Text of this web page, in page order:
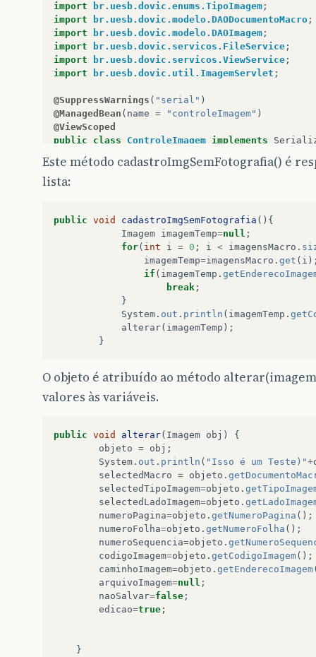
import
br.uesb.dovic.enums.TipoImagem ;
import
br.uesb.dovic.modelo.DAODocumentoMacro ;
import
br.uesb.dovic.modelo.DAOImagem ;
import
br.uesb.dovic.servicos.FileService ;
import
br.uesb.dovic.servicos.ViewService ;
import
br.uesb.dovic.util.ImagemServlet ;
@SuppressWarnings ( "serial" )
@ManagedBean ( name = "controleImagem" )
@ViewScoped
public
class ControleImagem implements
DAOImagem<Imagem> dao ;
DAODocumentoMacro < DocumentoMacro >
<Imagem> imagensMacro ;
Imagem objeto;
selectedImagem
Integer
Integer numeroFolha ;
Integer numeroSequencia
private
private List<SelectItem> listaLadoImagem;
private
TipoImagem
private
ViewService viewService
private
String caminhoImagem
private InputStream arquivoImagem
private
boolean naoSalvar;
ControleImagem(){
edicao=false;
naoSalvar=true;
new DAOImagem<Imagem > ();
daoMacro = new DAODocumentoMacro
viewService= new ViewService
selectedTipoImagem
listaLadoImagem
Este método cadastroImgSemFotografia() é
lista:
public void cadastroImgSemFotografia (){
Imagem imagemTemp=null ;
for( int i = 0 ; i < imagensMacro .
imagemTemp=imagensMacro . get ( i
if ( imagemTemp .
break ;
}
System . out . println ( imagemTemp .
alterar( imagemTemp );
}
O objeto é atribuído ao método
valores às variáveis.
public void alterar( Imagem obj )
{
objeto = obj ;
System . out . println ( "Isso é um Teste)"+
selectedMacro = objeto .
selectedTipoImagem=objeto .
selectedLadoImagem=objeto .
numeroPagina=objeto . getNumeroPagina ();
numeroFolha=objeto . getNumeroFolha ();
numeroSequencia=objeto .
codigoImagem=objeto . getCodigoImagem();
caminhoImagem=objeto . getEnderecoImagem
arquivoImagem=null ;
naoSalvar=false ;
edicao=true ;
}